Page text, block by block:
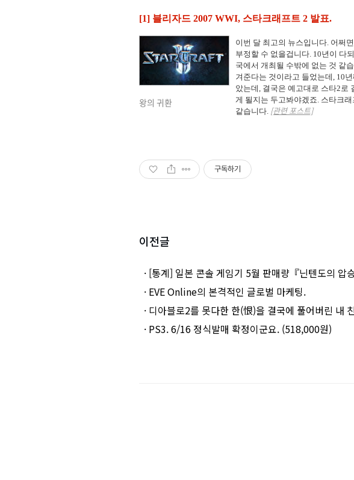
[1] 블리자드 2007 WWI, 스타크래프트 2 발표.
왕의 귀환
이번 달 최고의 뉴스입니다. 어쩌
부정할 수 없을겁니다. 10년이 다
국에서 개최될 수밖에 없는 것 같
겨준다는 것이라고 들었는데, 10
았는데, 결국은 예고대로 스타2로
게 될지는 두고봐야겠죠. 스타크
같습니다. [관련 포스트]
구독하기
이전글
· [통계] 일본 콘솔 게임기 5월 판매량『닌텐도의 압
· EVE Online의 본격적인 글로벌 마케팅.
· 디아블로2를 못다한 한(恨)을 결국에 풀어버린 내
· PS3. 6/16 정식발매 확정이군요. (518,000원)